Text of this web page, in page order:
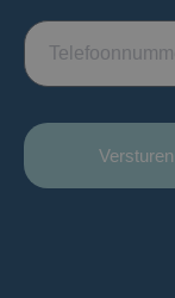
Versturen